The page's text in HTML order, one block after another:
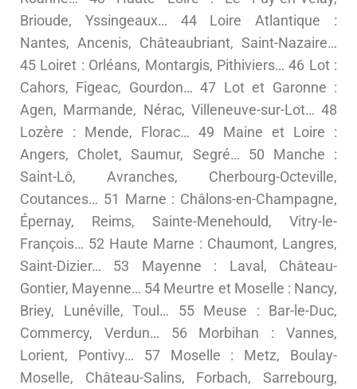
Brioude, Yssingeaux… 44 Loire Atlantique :
Nantes, Ancenis, Châteaubriant, Saint-Nazaire…
45 Loiret : Orléans, Montargis, Pithiviers… 46 Lot :
Cahors, Figeac, Gourdon… 47 Lot et Garonne :
Agen, Marmande, Nérac, Villeneuve-sur-Lot… 48
Lozère : Mende, Florac… 49 Maine et Loire :
Angers, Cholet, Saumur, Segré… 50 Manche :
Saint-Lô, Avranches, Cherbourg-Octeville,
Coutances… 51 Marne : Châlons-en-Champagne,
Épernay, Reims, Sainte-Menehould, Vitry-le-
François… 52 Haute Marne : Chaumont, Langres,
Saint-Dizier… 53 Mayenne : Laval, Château-
Gontier, Mayenne… 54 Meurtre et Moselle : Nancy,
Briey, Lunéville, Toul… 55 Meuse : Bar-le-Duc,
Commercy, Verdun… 56 Morbihan : Vannes,
Lorient, Pontivy… 57 Moselle : Metz, Boulay-
Moselle, Château-Salins, Forbach, Sarrebourg,